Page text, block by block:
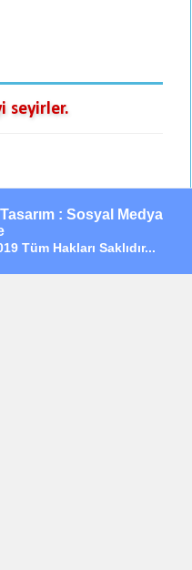
seyirler.
: Sosyal Medya
Tüm Hakları Saklıdır...